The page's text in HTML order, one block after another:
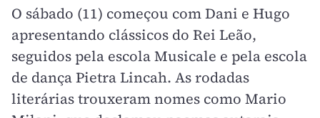
O sábado (11) começou com Dani e Hugo
apresentando clássicos do Rei Leão,
seguidos pela escola Musicale e pela escola
de dança Pietra Lincah. As rodadas
literárias trouxeram nomes como Mario